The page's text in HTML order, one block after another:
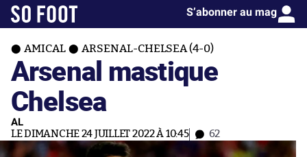
S’abonner au mag
AMICAL ARSENAL-CHELSEA (4-0)
Arsenal mastique
Chelsea
AL
LE DIMANCHE 24 JUILLET 2022 À 10:45 62